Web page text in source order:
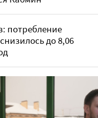
потребление
до 8,06